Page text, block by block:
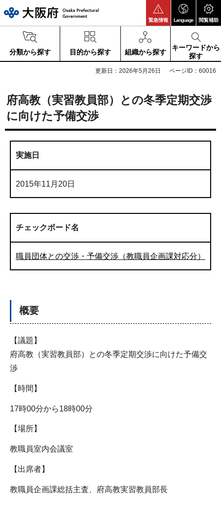
緊急情報 Language 閲覧補助
分類から探す 目的から探す 組織から探す
キーワードから
探す
更新日：2026年5月26日 ページID：60016
府高教（実習教員部）との冬季定期交渉
に向けた予備交渉
実施日
2015年11月20日
チェックボード名
職員団体との交渉・予備交渉（教職員企画課対応分）
概要
【議題】
府高教（実習教員部）との冬季定期交渉に向けた予備交
渉
【時間】
17時00分から18時00分
【場所】
教職員室内会議室
【出席者】
教職員企画課総括主査、府高教実習教員部長